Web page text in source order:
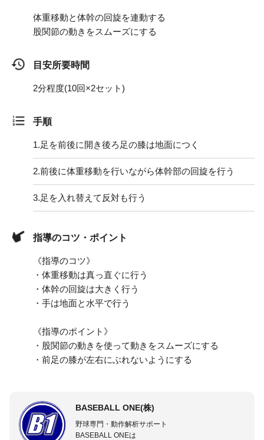
体重移動と体幹の回旋を連動する
股関節の動きをスムーズにする
目安所要時間
2分程度(10回×2セット)
手順
1.足を前後に開き後ろ足の膝は地面につく
2.前後に体重移動を行いながら体幹部の回旋を行う
3.足を入れ替えて反対も行う
指導のコツ・ポイント
《指導のコツ》
・体重移動は真っ直ぐに行う
・体幹の回旋は大きく行う
・手は地面と水平で行う
《指導のポイント》
・股関節の動きを使って動きをスムーズにする
・前足の膝が左右にぶれないようにする
BASEBALL ONE(株)
野球専門・動作解析サポート
BASEBALL ONEは